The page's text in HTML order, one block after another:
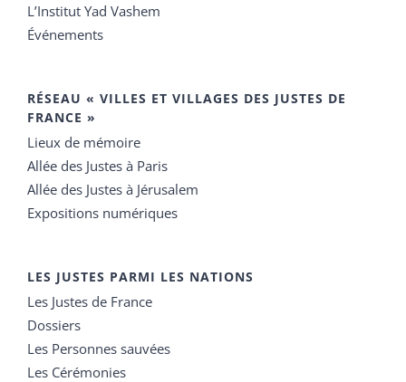
L’Institut Yad Vashem
Événements
RÉSEAU « VILLES ET VILLAGES DES JUSTES DE
FRANCE »
Lieux de mémoire
Allée des Justes à Paris
Allée des Justes à Jérusalem
Expositions numériques
LES JUSTES PARMI LES NATIONS
Les Justes de France
Dossiers
Les Personnes sauvées
Les Cérémonies